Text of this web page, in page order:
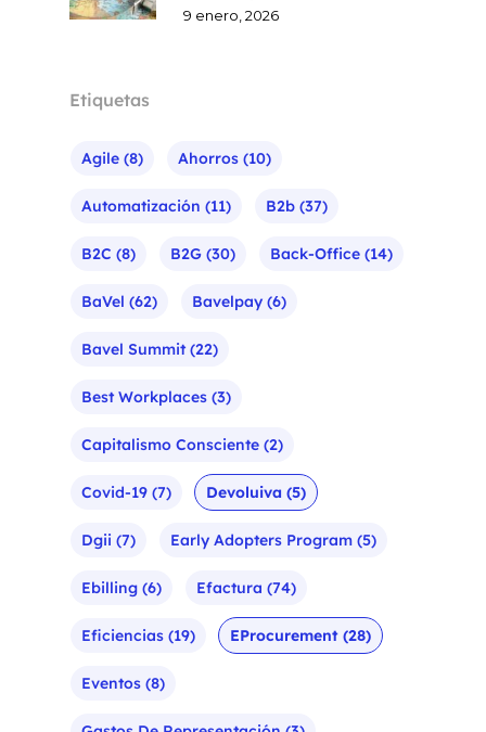
9 enero, 2026
Etiquetas
Agile (8) Ahorros (10)
Automatización (11) B2b (37)
B2C (8) B2G (30) Back-Office (14)
BaVel (62) Bavelpay (6)
Bavel Summit(22)
Best Workplaces (3)
Capitalismo Consciente (2)
Covid-19 (7) Devoluiva (5)
Dgii (7) Early Adopters Program (5)
Ebilling (6) Efactura (74)
Eficiencias (19) EProcurement (28)
Eventos (8)